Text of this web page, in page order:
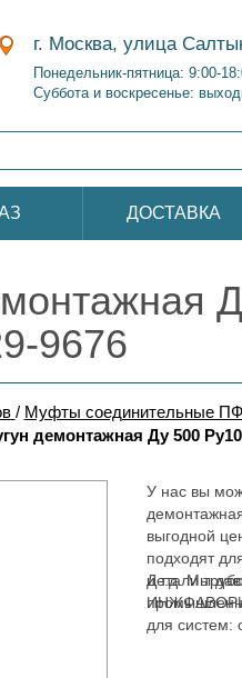
г. Москва, улица
Понедельник-пятница: 9:00-
Суббота и воскресенье:
ДОСТАВКА
9676
/ Муфты соединительные
демонтажная Ду 500
У нас вы
выгодной
подходят
и т.д. Мы
для систем:
Детали